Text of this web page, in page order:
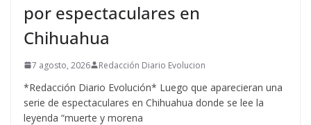
por espectaculares en
Chihuahua
7 agosto, 2026 Redacción Diario Evolucion
*Redacción Diario Evolución* Luego que aparecieran una
serie de espectaculares en Chihuahua donde se lee la
leyenda “muerte y morena